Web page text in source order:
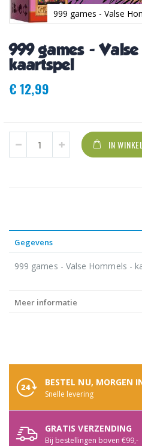
999 games -
kaartspel
€ 12,99
IN
999 games - Valse
het
begin
van
de
afbeeldingen-
Gegevens
999 games - Valse Hommels -
Meer informatie
BESTEL NU, MORGEN
Snelle levering
GRATIS VERZENDING
Bij bestellingen boven €99,-